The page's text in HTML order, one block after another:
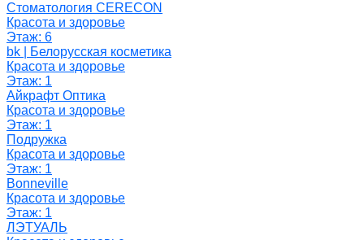
Стоматология CERECON
Красота и здоровье
Этаж: 6
bk | Белорусская косметика
Красота и здоровье
Этаж: 1
Айкрафт Оптика
Красота и здоровье
Этаж: 1
Подружка
Красота и здоровье
Этаж: 1
Bonneville
Красота и здоровье
Этаж: 1
ЛЭТУАЛЬ